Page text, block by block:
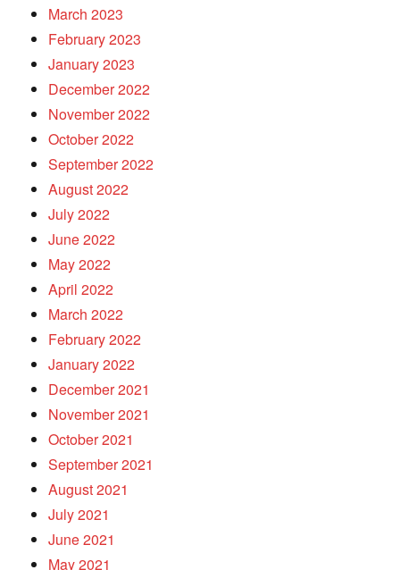
March 2023
February 2023
January 2023
December 2022
November 2022
October 2022
September 2022
August 2022
July 2022
June 2022
May 2022
April 2022
March 2022
February 2022
January 2022
December 2021
November 2021
October 2021
September 2021
August 2021
July 2021
June 2021
May 2021